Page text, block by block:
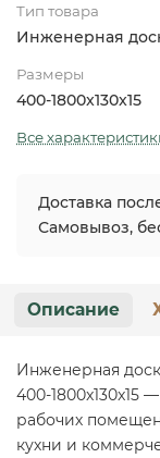
Тип товара
Инженерная
Размеры
400-1800x130x15
Все
Доставка
Самовывоз,
Описание
Инженерная
400-
рабочих
кухни и